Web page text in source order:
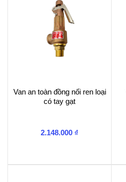
Van an toàn đồng nối ren loại
có tay gạt
2.148.000 ₫